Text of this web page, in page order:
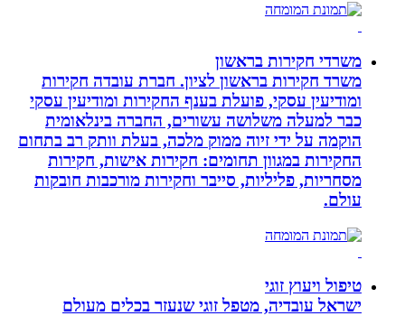
משרדי חקירות בראשון
משרד חקירות בראשון לציון. חברת עובדה חקירות
ומודיעין עסקי, פועלת בענף החקירות ומודיעין עסקי
כבר למעלה משלושה עשורים, החברה בינלאומית
הוקמה על ידי זיוה ממוק מלכה, בעלת וותק רב בתחום
החקירות במגוון תחומים: חקירות אישות, חקירות
מסחריות, פליליות, סייבר וחקירות מורכבות חובקות
עולם.
טיפול ויעוץ זוגי
ישראל עובדיה, מטפל זוגי שנעזר בכלים מעולם